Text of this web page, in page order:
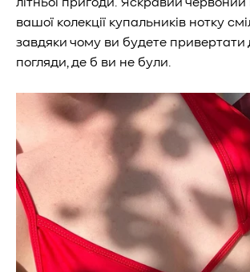
літньої пригоди. Яскравий червоний
вашої колекції купальників нотку
завдяки чому ви будете привертати
погляди, де б ви не були.